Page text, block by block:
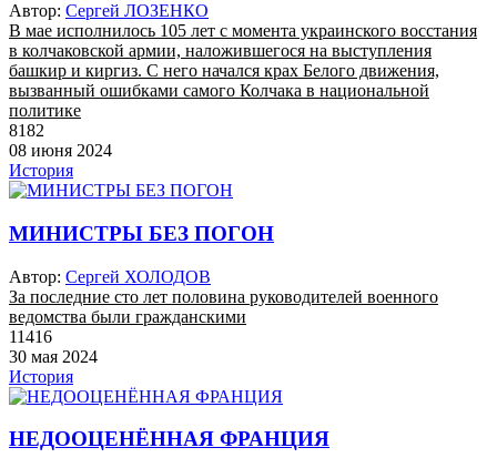
Автор: Сергей ЛОЗЕНКО
В мае исполнилось 105 лет с момента украинского восстания
в колчаковской армии, наложившегося на выступления
башкир и киргиз. С него начался крах Белого движения,
вызванный ошибками самого Колчака в национальной
политике
8182
08 июня 2024
История
МИНИСТРЫ БЕЗ ПОГОН
Автор: Сергей ХОЛОДОВ
За последние сто лет половина руководителей военного
ведомства были гражданскими
11416
30 мая 2024
История
НЕДООЦЕНЁННАЯ ФРАНЦИЯ